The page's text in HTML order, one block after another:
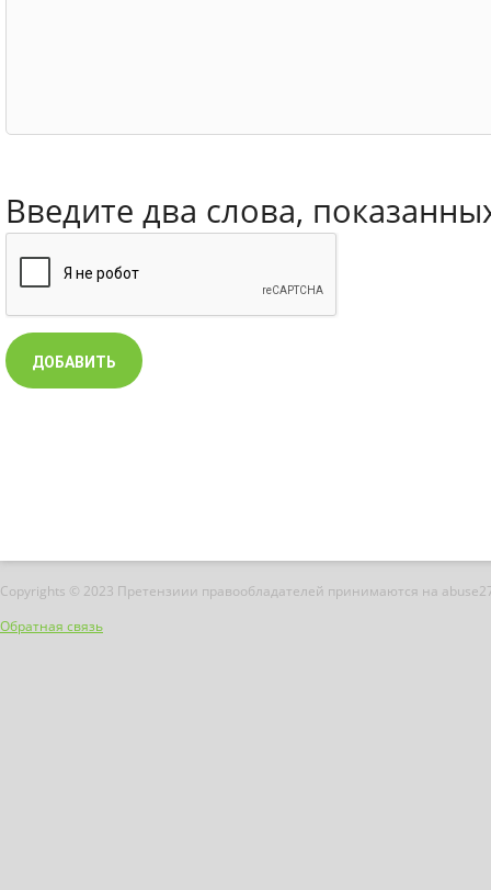
Введите два слова,
Copyrights © 2023 Претензиии правообладателей принимаются на
Обратная связь